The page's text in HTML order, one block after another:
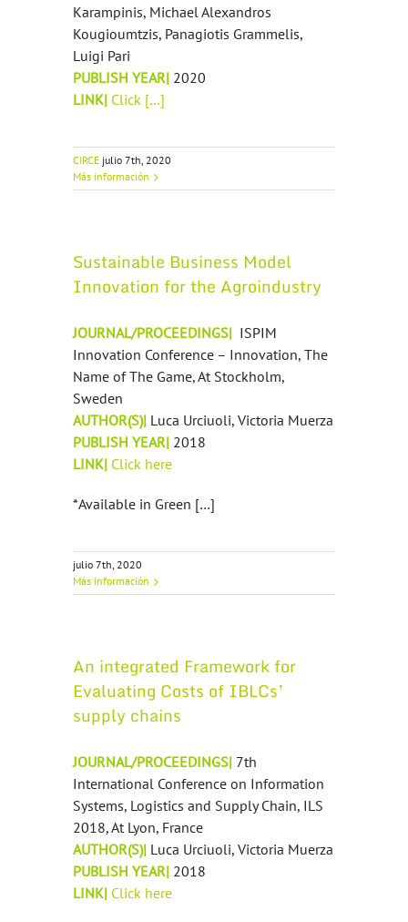
Karampinis, Michael Alexandros
Kougioumtzis, Panagiotis Grammelis,
Luigi Pari
PUBLISH YEAR| 2020
LINK| Click […]
CIRCE julio 7th, 2020
Más información
Sustainable Business Model
Innovation for the Agroindustry
JOURNAL/PROCEEDINGS| ISPIM
Innovation Conference – Innovation, The
Name of The Game, At Stockholm,
Sweden
AUTHOR(S)| Luca Urciuoli, Victoria Muerza
PUBLISH YEAR| 2018
LINK| Click here
*Available in Green […]
julio 7th, 2020
Más información
An integrated Framework for
Evaluating Costs of IBLCs’
supply chains
JOURNAL/PROCEEDINGS| 7th
International Conference on Information
Systems, Logistics and Supply Chain, ILS
2018, At Lyon, France
AUTHOR(S)| Luca Urciuoli, Victoria Muerza
PUBLISH YEAR| 2018
LINK| Click here